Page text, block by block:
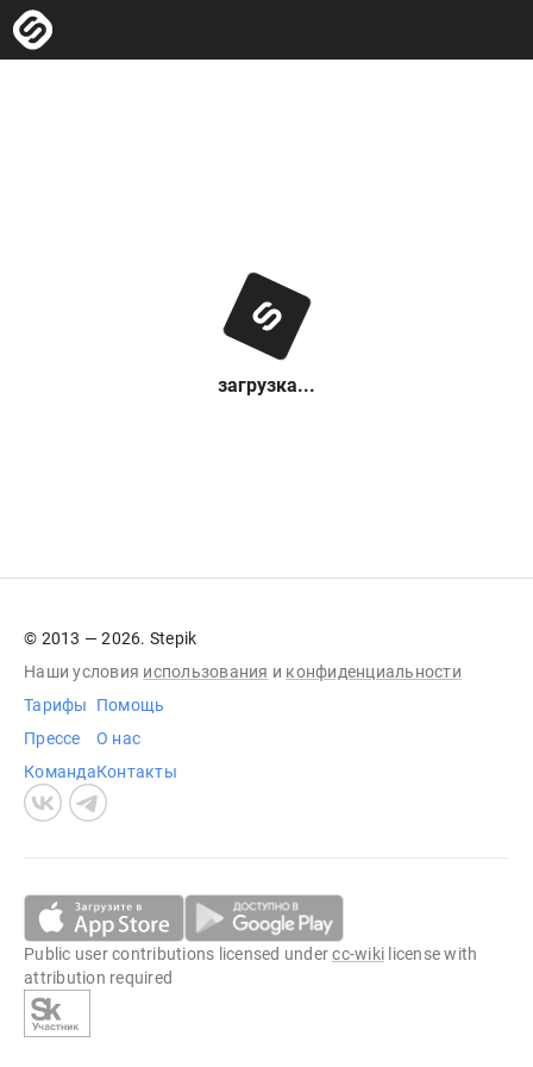
загрузка...
© 2013 — 2026. Stepik
Наши условия использования и конфиденциальности
Тарифы
Прессе
Команда
Помощь
О нас
Контакты
Public user contributions licensed undercc-wiki license with
attribution required